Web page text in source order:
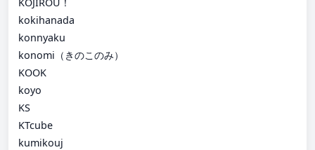
kokihanada
konnyaku
konomi（きのこのみ）
KOOK
koyo
KS
KTcube
kumikouj